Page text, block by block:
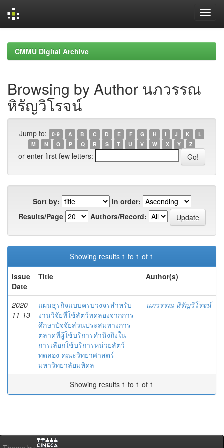
navigationCMMU Digital Archive
Browsing by Author นภวรรณ
หิรัญวิโรจน์
Jump to: 0-9 A B C D E F G H I J K
L
M
N O P Q R S T U V W X Y Z
or enter first few letters:
Sort by:
In order:
Results/Page
Authors/Record:
Showing results 1 to 1 of 1
Issue
Date
Title Author(s)
2020-
11-13
แผนธุรกิจแบบครบวงจรสำหรับ
งานวิจัยที่ใช้สัตว์ทดลองจากการ
ศึกษาปัจจัยส่วนประสมทางการ
ตลาดที่ผู้ใช้บริการคำนึงถึงใน
การเลือกใช้บริการหน่วยสัตว์
ทดลอง คณะวิทยาศาสตร์
มหาวิทยาลัยมหิดล
นภวรรณ หิรัญวิโรจน์
Showing results 1 to 1 of 1